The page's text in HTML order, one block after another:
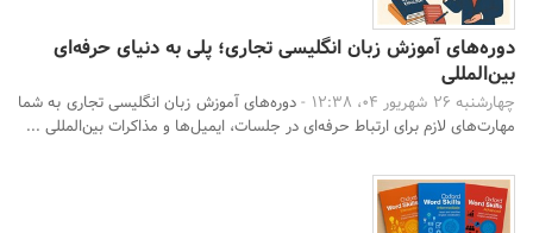
دوره‌های آموزش زبان انگلیسی تجاری؛ پلی به دنیای حرفه‌ای
بین‌المللی
چهارشنبه 26 شهریور 04، 12:38 -
دوره‌های آموزش زبان انگلیسی تجاری به شما
مهارت‌های لازم برای ارتباط حرفه‌ای در جلسات، ایمیل‌ها و مذاکرات بین‌المللی ...